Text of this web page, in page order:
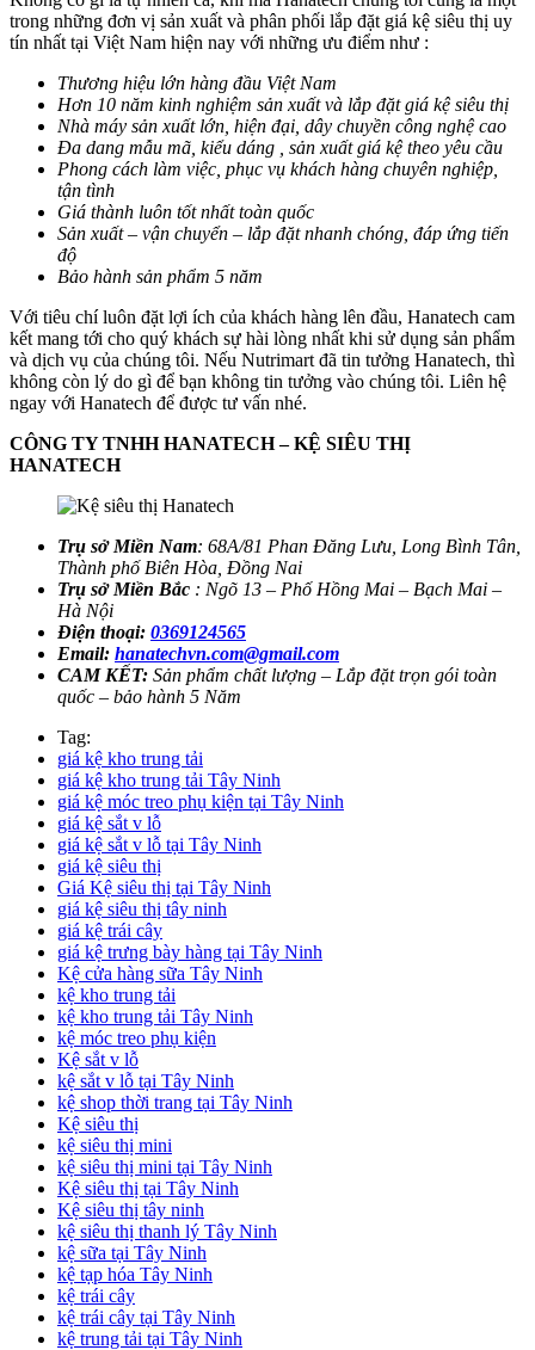
trong những đơn vị sản xuất và phân phối lắp đặt giá kệ siêu thị uy
tín nhất tại Việt Nam hiện nay với những ưu điểm như :
Thương hiệu lớn hàng đầu Việt Nam
Hơn 10 năm kinh nghiệm sản xuất và lắp đặt giá kệ siêu thị
Nhà máy sản xuất lớn, hiện đại, dây chuyền công nghệ cao
Đa dang mẫu mã, kiểu dáng , sản xuất giá kệ theo yêu cầu
Phong cách làm việc, phục vụ khách hàng chuyên nghiệp,
tận tình
Giá thành luôn tốt nhất toàn quốc
Sản xuất – vận chuyển – lắp đặt nhanh chóng, đáp ứng tiến
độ
Bảo hành sản phẩm 5 năm
Với tiêu chí luôn đặt lợi ích của khách hàng lên đầu, Hanatech cam
kết mang tới cho quý khách sự hài lòng nhất khi sử dụng sản phẩm
và dịch vụ của chúng tôi. Nếu Nutrimart đã tin tưởng Hanatech, thì
không còn lý do gì để bạn không tin tưởng vào chúng tôi. Liên hệ
ngay với Hanatech để được tư vấn nhé.
CÔNG TY TNHH HANATECH – KỆ SIÊU THỊ
HANATECH
Trụ sở Miền Nam: 68A/81 Phan Đăng Lưu, Long Bình Tân,
Thành phố Biên Hòa, Đồng Nai
Trụ sở Miền Bắc : Ngõ 13 – Phố Hồng Mai – Bạch Mai –
Hà Nội
Điện thoại: 0369124565
Email: hanatechvn.com@gmail.com
CAM KẾT: Sản phẩm chất lượng – Lắp đặt trọn gói toàn
quốc – bảo hành 5 Năm
Tag:
giá kệ kho trung tải
giá kệ kho trung tải Tây Ninh
giá kệ móc treo phụ kiện tại Tây Ninh
giá kệ sắt v lỗ
giá kệ sắt v lỗ tại Tây Ninh
giá kệ siêu thị
Giá Kệ siêu thị tại Tây Ninh
giá kệ siêu thị tây ninh
giá kệ trái cây
giá kệ trưng bày hàng tại Tây Ninh
Kệ cửa hàng sữa Tây Ninh
kệ kho trung tải
kệ kho trung tải Tây Ninh
kệ móc treo phụ kiện
Kệ sắt v lỗ
kệ sắt v lỗ tại Tây Ninh
kệ shop thời trang tại Tây Ninh
Kệ siêu thị
kệ siêu thị mini
kệ siêu thị mini tại Tây Ninh
Kệ siêu thị tại Tây Ninh
Kệ siêu thị tây ninh
kệ siêu thị thanh lý Tây Ninh
kệ sữa tại Tây Ninh
kệ tạp hóa Tây Ninh
kệ trái cây
kệ trái cây tại Tây Ninh
kệ trung tải tại Tây Ninh